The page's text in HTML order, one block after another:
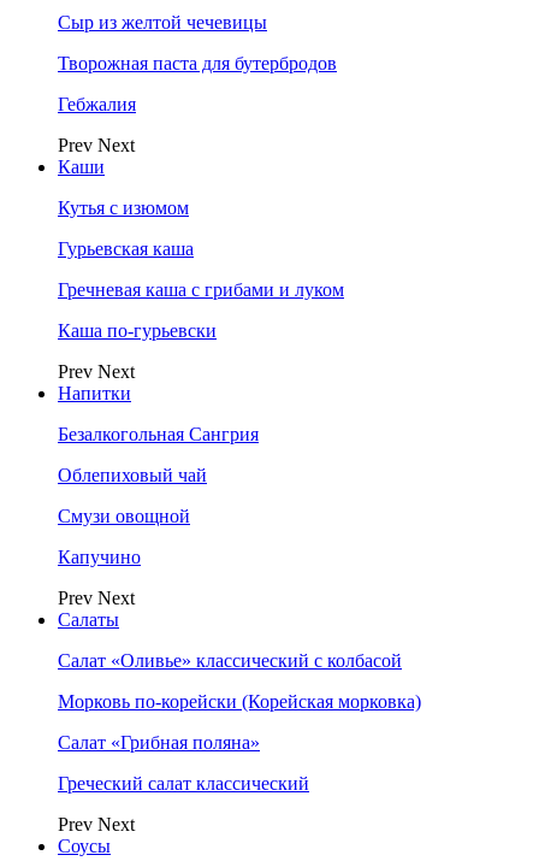
Сыр из желтой чечевицы
Творожная паста для бутербродов
Гебжалия
Prev Next
Каши
Кутья с изюмом
Гурьевская каша
Гречневая каша с грибами и луком
Каша по-гурьевски
Prev Next
Напитки
Безалкогольная Сангрия
Облепиховый чай
Смузи овощной
Капучино
Prev Next
Салаты
Салат «Оливье» классический с колбасой
Морковь по-корейски (Корейская морковка)
Салат «Грибная поляна»
Греческий салат классический
Prev Next
Соусы